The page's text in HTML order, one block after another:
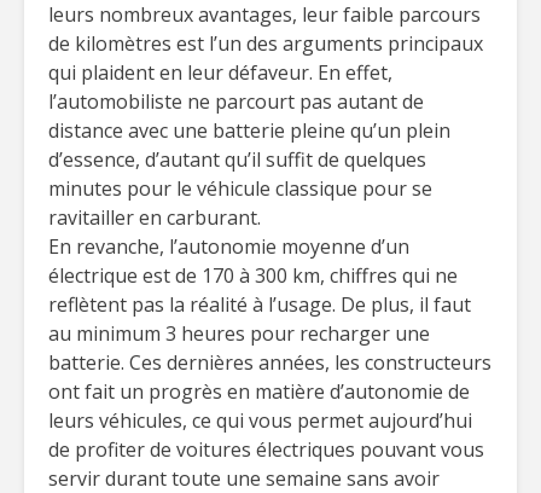
leurs nombreux avantages, leur faible parcours
de kilomètres est l’un des arguments principaux
qui plaident en leur défaveur. En effet,
l’automobiliste ne parcourt pas autant de
distance avec une batterie pleine qu’un plein
d’essence, d’autant qu’il suffit de quelques
minutes pour le véhicule classique pour se
ravitailler en carburant.
En revanche, l’autonomie moyenne d’un
électrique est de 170 à 300 km, chiffres qui ne
reflètent pas la réalité à l’usage. De plus, il faut
au minimum 3 heures pour recharger une
batterie. Ces dernières années, les constructeurs
ont fait un progrès en matière d’autonomie de
leurs véhicules, ce qui vous permet aujourd’hui
de profiter de voitures électriques pouvant vous
servir durant toute une semaine sans avoir